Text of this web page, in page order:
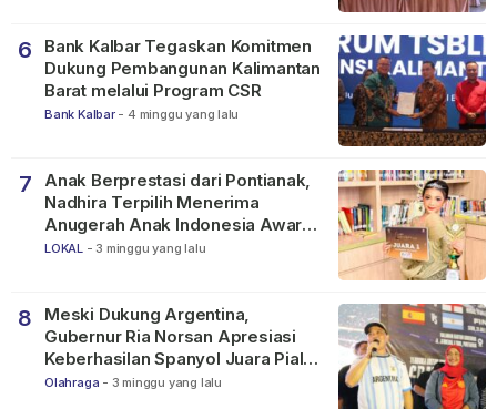
6
Bank Kalbar Tegaskan Komitmen
Dukung Pembangunan Kalimantan
Barat melalui Program CSR
Bank Kalbar - 4 minggu yang lalu
7
Anak Berprestasi dari Pontianak,
Nadhira Terpilih Menerima
Anugerah Anak Indonesia Awards
2026
LOKAL - 3 minggu yang lalu
8
Meski Dukung Argentina,
Gubernur Ria Norsan Apresiasi
Keberhasilan Spanyol Juara Piala
Dunia FIFA 2026
Olahraga - 3 minggu yang lalu